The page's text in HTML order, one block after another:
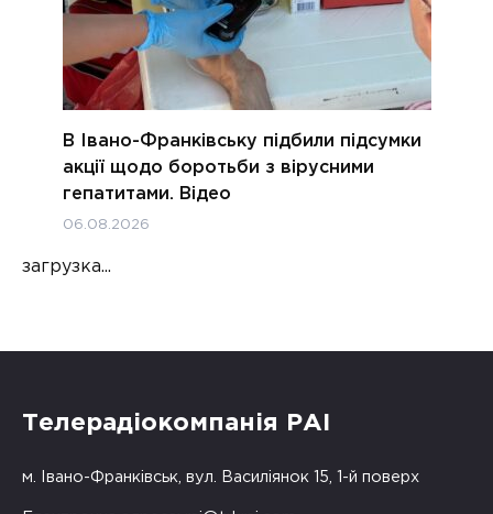
В Івано-Франківську підбили підсумки
акції щодо боротьби з вірусними
гепатитами. Відео
06.08.2026
загрузка...
Телерадіокомпанія РАІ
м. Івано-Франківськ, вул. Василіянок 15, 1-й поверх